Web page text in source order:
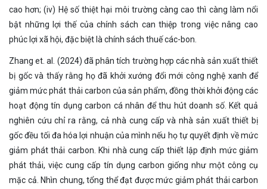
cao hơn; (iv) Hệ số thiệt hại môi trường càng cao thì càng làm nổi
bật những lợi thế của chính sách can thiệp trong việc nâng cao
phúc lợi xã hội, đặc biệt là chính sách thuế các-bon.
Zhang et. al. (2024) đã phân tích trường hợp các nhà sản xuất thiết
bị gốc và thấy rằng họ đã khởi xướng đổi mới công nghệ xanh để
giảm mức phát thải carbon của sản phẩm, đồng thời khởi động các
hoạt động tín dụng carbon cá nhân để thu hút doanh số. Kết quả
nghiên cứu chỉ ra rằng, cả nhà cung cấp và nhà sản xuất thiết bị
gốc đều tối đa hóa lợi nhuận của mình nếu họ tự quyết định về mức
giảm phát thải carbon. Khi nhà cung cấp thiết lập định mức giảm
phát thải, việc cung cấp tín dụng carbon giống như một công cụ
mặc cả. Nhìn chung, tổng thể đạt được mức giảm phát thải carbon